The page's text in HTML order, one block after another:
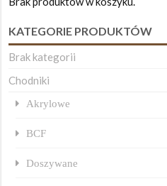
KATEGORIE PRODUKTÓW
Brak kategorii
Chodniki
Akrylowe
BCF
Doszywane